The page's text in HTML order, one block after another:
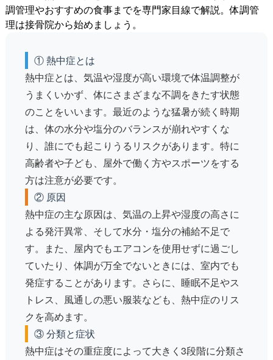
調管理やおすすめの食事までを専門家目線で解説。体調管
理は接骨院から始めましょう。
① 熱中症とは
熱中症とは、気温や湿度が高い環境で体温調整が
うまくいかず、体にさまざまな不調をきたす状態
のことをいいます。最近のような猛暑が続く時期
は、体の水分や塩分のバランスが崩れやすくな
り、誰にでも起こりうるリスクがあります。特に
高齢者や子ども、屋外で働く方やスポーツをする
方は注意が必要です。
② 原因
熱中症の主な原因は、 気温の上昇や湿度の高さに
よる発汗異常、そして水分・塩分の補給不足で
す。また、屋内でもエアコンを使用せずに過ごし
ていたり、体調が万全でないときには、室内でも
発症することがあります。さらに、睡眠不足やス
トレス、風通しの悪い服装なども、熱中症のリス
クを高めます。
③ 分類と症状
熱中症はその重症度によって大きく3段階に分類さ